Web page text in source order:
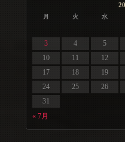
月 火 水
« 7月
3
4 5
10
11 12
17
18 19
24
25 26
31